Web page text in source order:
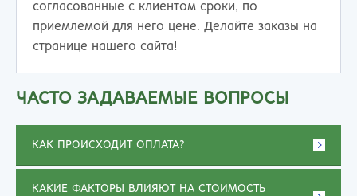
согласованные с клиентом сроки, по
приемлемой для него цене. Делайте заказы на
странице нашего сайта!
ЧАСТО ЗАДАВАЕМЫЕ ВОПРОСЫ
КАК ПРОИСХОДИТ ОПЛАТА?
КАКИЕ ФАКТОРЫ ВЛИЯЮТ НА СТОИМОСТЬ